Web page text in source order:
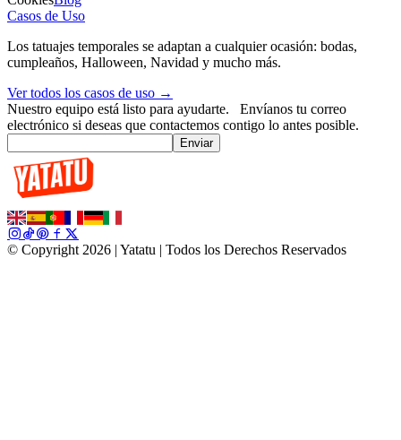
Casos de Uso
Los tatuajes temporales se adaptan a cualquier ocasión: bodas,
cumpleaños, Halloween, Navidad y mucho más.
Ver todos los casos de uso →
Nuestro equipo está listo para ayudarte.
Envíanos tu correo
electrónico si deseas que contactemos contigo lo antes posible.
Enviar
© Copyright 2026 | Yatatu | Todos los Derechos Reservados